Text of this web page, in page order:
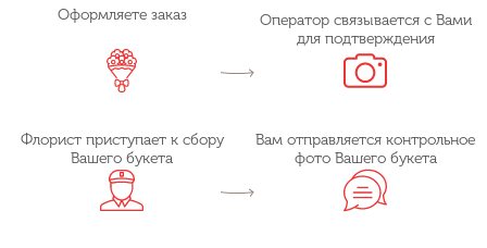
Оформляете заказ
Оператор связывается с Вами
для подтверждения
Флорист приступает к сбору
Вашего букета
Вам отправляется контрольное
фото Вашего букета